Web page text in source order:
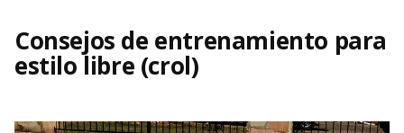
Consejos de entrenamiento para
estilo libre (crol)